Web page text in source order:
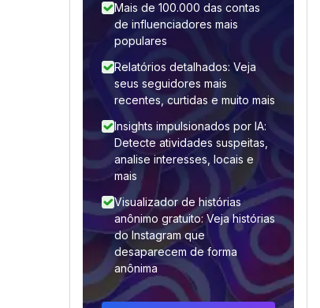
Mais de 100.000 das contas
de influenciadores mais
populares
Relatórios detalhados: Veja
seus seguidores mais
recentes, curtidas e muito mais
Insights impulsionados por IA:
Detecte atividades suspeitas,
analise interesses, locais e
mais
Visualizador de histórias
anônimo gratuito: Veja histórias
do Instagram que
desaparecem de forma
anônima